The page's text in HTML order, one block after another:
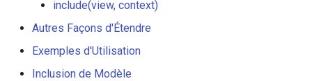
log-sqlite
log-var-set
template.load_file(view)
template.print
include(view, context)
Autres Façons d'Étendre
Exemples d'Utilisation
Inclusion de Modèle